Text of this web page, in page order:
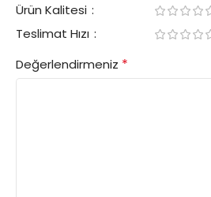
Ürün Kalitesi
Teslimat Hızı
Değerlendirmeniz *